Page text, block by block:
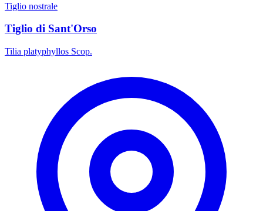
Tiglio nostrale
Tiglio di Sant'Orso
Tilia platyphyllos Scop.